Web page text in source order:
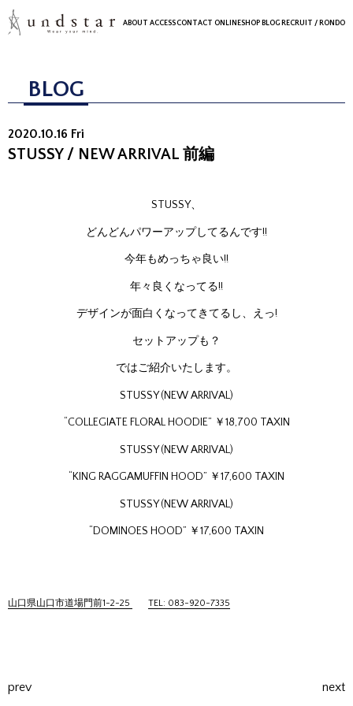
ABOUT ACCESSCONTACT ONLINESHOP BLOG RECRUIT / RONDO
BLOG
2020.10.16 Fri
STUSSY / NEW ARRIVAL 前編
STUSSY、
どんどんパワーアップしてるんです!!
今年もめっちゃ良い!!
年々良くなってる!!
デザインが面白くなってきてるし、えっ!
セットアップも？
ではご紹介いたします。
STUSSY (NEW ARRIVAL)
“COLLEGIATE FLORAL HOODIE” ￥18,700 TAXIN
STUSSY (NEW ARRIVAL)
“KING RAGGAMUFFIN HOOD” ￥17,600 TAXIN
STUSSY (NEW ARRIVAL)
“DOMINOES HOOD” ￥17,600 TAXIN
山口県山口市道場門前1-2-25 TEL: 083-920-7335
prev next